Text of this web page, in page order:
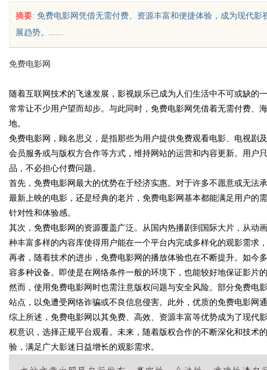
uz
!
摘要: 免费电影网凭借无需付费、资源丰富和便捷体验，成为现代
展趋势。......
免费电影网
随着互联网技术的飞速发展，影视娱乐已成为人们生活中不可或缺的
常常让不少用户望而却步。与此同时，免费电影网凭借着无需付费、
地。
免费电影网，顾名思义，是指那些为用户提供免费观看电影、电视剧
会员服务或与版权方合作等方式，维持网站的运营和内容更新。用户
品，不必担心付费问题。
首先，免费电影网最大的优势在于经济实惠。对于许多不愿意或无法
最新上映的电影，还是经典的老片，免费电影网基本都能满足用户的
针对性和体验感。
其次，免费电影网的资源覆盖广泛。从国内热播剧到国际大片，从动
种丰富多样的内容库使得用户能在一个平台内完成多样化的观影需求
再者，随着技术的进步，免费电影网的播放体验也在不断提升。如今
容多种设备。即使是在网络条件一般的环境下，也能较好地保证影片
然而，使用免费电影网时也需注意版权问题与安全风险。部分免费电
站点，以免遭受网络诈骗或不良信息侵害。此外，优质的免费电影网
综上所述，免费电影网以其免费、高效、资源丰富等优势成为了现代
权意识，选择正规平台观看。未来，随着版权合作的不断深化和技术
验，满足广大影迷日益增长的观影需求。
眼镜 上海配眼镜
式算电协同解决方案